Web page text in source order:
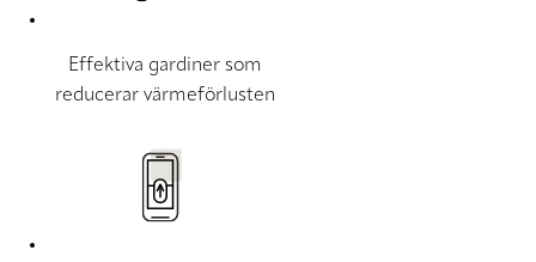
Effektiva gardiner som
reducerar värmeförlusten